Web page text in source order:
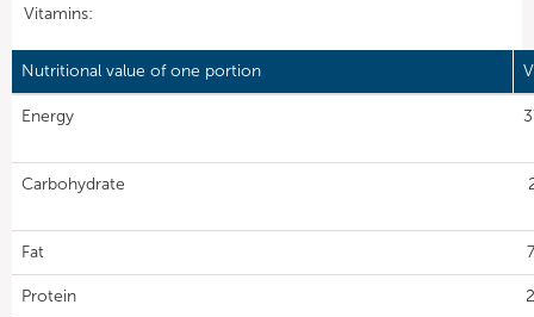
Vitamins:
Nutritional value of one portion
Energy
Carbohydrate
Fat
Protein